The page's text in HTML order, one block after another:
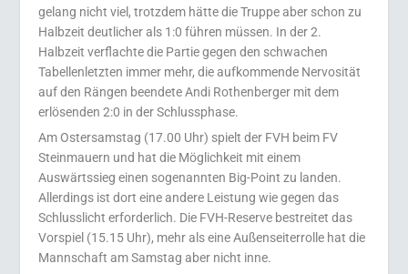
gelang nicht viel, trotzdem hätte die Truppe aber schon zu
Halbzeit deutlicher als 1:0 führen müssen. In der 2.
Halbzeit verflachte die Partie gegen den schwachen
Tabellenletzten immer mehr, die aufkommende Nervosität
auf den Rängen beendete Andi Rothenberger mit dem
erlösenden 2:0 in der Schlussphase.
Am Ostersamstag (17.00 Uhr) spielt der FVH beim FV
Steinmauern und hat die Möglichkeit mit einem
Auswärtssieg einen sogenannten Big-Point zu landen.
Allerdings ist dort eine andere Leistung wie gegen das
Schlusslicht erforderlich. Die FVH-Reserve bestreitet das
Vorspiel (15.15 Uhr), mehr als eine Außenseiterrolle hat die
Mannschaft am Samstag aber nicht inne.